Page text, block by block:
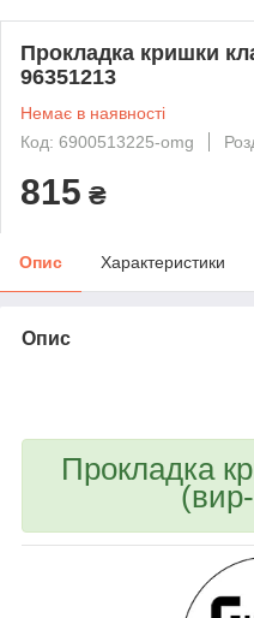
Прокладка кришки
96351213
Немає в наявності
Код: 6900513225-omg
815 ₴
Опис Характеристики
Опис
Прокладка